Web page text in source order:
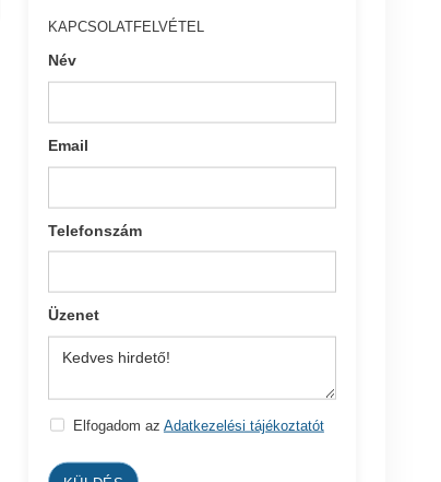
KAPCSOLATFELVÉTEL
Név
Email
Telefonszám
Üzenet
Elfogadom az Adatkezelési tájékoztatót